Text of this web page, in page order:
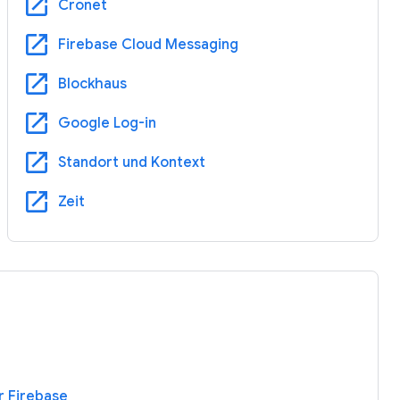
Cronet
open_in_new Firebase Cloud Messaging
open_in_new Blockhaus
open_in_new Google Log-in
open_in_new Standort und Kontext
open_in_new Zeit
Firebase